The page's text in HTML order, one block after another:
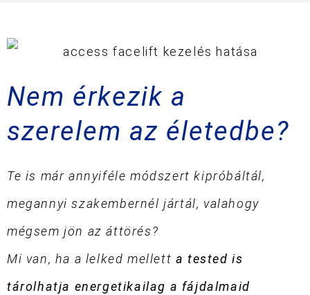
Nem érkezik a
szerelem az életedbe?
Te is már annyiféle módszert kipróbáltál,
megannyi szakembernél jártál, valahogy
mégsem jön az áttörés?
Mi van, ha a lelked mellett a tested is
tárolhatja energetikailag a fájdalmaid